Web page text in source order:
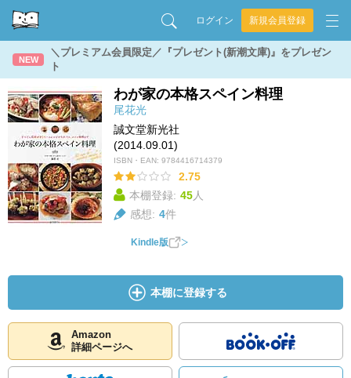
ログイン 新規会員登録
NEW
＼プレミアム会員限定／『プレゼント(新潮文庫)』をプレゼン
ト
わが家の本格スペイン料理
尾花光
誠文堂新光社
(2014.09.01)
ISBN・EAN: 9784416714379
2.75
本棚登録: 45人
感想: 4件
Kindle版
本棚に登録する
Amazon
詳細ページへ